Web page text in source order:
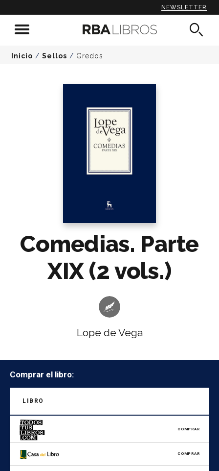
NEWSLETTER
Inicio / Sellos / Gredos
Comedias. Parte
XIX (2 vols.)
Lope de Vega
Comprar el libro:
LIBRO
COMPRAR
COMPRAR